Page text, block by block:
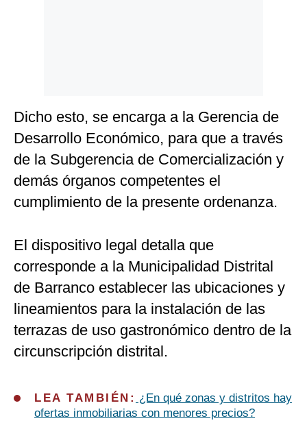
Dicho esto, se encarga a la Gerencia de
Desarrollo Económico, para que a través
de la Subgerencia de Comercialización y
demás órganos competentes el
cumplimiento de la presente ordenanza.
El dispositivo legal detalla que
corresponde a la Municipalidad Distrital
de Barranco establecer las ubicaciones y
lineamientos para la instalación de las
terrazas de uso gastronómico dentro de la
circunscripción distrital.
LEA TAMBIÉN: ¿En qué zonas y distritos hay
ofertas inmobiliarias con menores precios?